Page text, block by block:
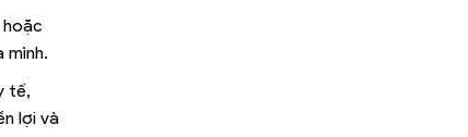
hoặc
mình.
tế,
lợi và